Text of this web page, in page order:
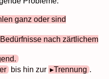
ganz oder sind
nach zärtlichem
bis hin zur Trennung .